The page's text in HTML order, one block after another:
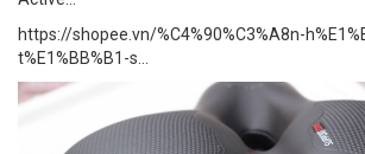
https://shopee.vn/%C4%90%C3%A8n-
t%E1%BB%B1-s...